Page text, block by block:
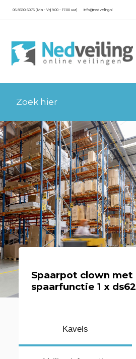
06 8390 6076 (Ma - Vrij 9.00 - 17.00 uur) info@nedveiling.nl
Spaarpot clown met
spaarfunctie 1 x ds62
Kavels